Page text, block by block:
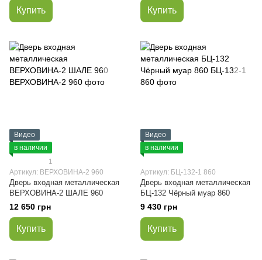
Купить Купить
Видео
в наличии
1
Артикул: ВЕРХОВИНА-2 960
Дверь входная металлическая
ВЕРХОВИНА-2 ШАЛЕ 960
12 650 грн
Купить
Видео
в наличии
Артикул: БЦ-132-1 860
Дверь входная металлическая
БЦ-132 Чёрный муар 860
9 430 грн
Купить